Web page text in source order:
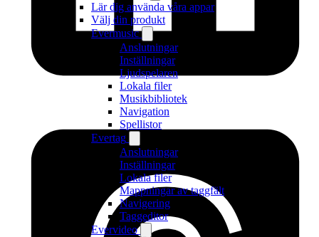
Lär dig använda våra appar
Välj din produkt
Evermusic
Anslutningar
Inställningar
Ljudspelaren
Lokala filer
Musikbibliotek
Navigation
Spellistor
Evertag
Anslutningar
Inställningar
Lokala filer
Mappningar av taggfält
Navigering
Taggeditor
Evervideo